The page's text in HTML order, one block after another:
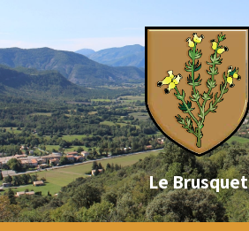
content
main
navigation
footer
Le Brusquet